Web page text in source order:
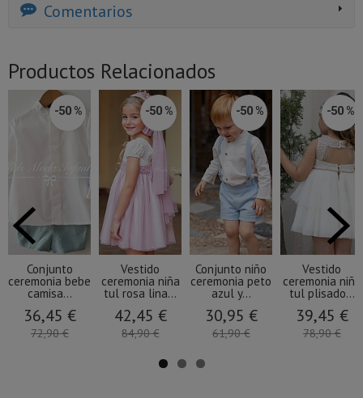
Comentarios
Productos Relacionados
-50 %
Conjunto
ceremonia bebe
camisa...
36,45 €
72,90 €
-50 %
Vestido
ceremonia niña
tul rosa lina...
42,45 €
84,90 €
-50 %
Conjunto niño
ceremonia peto
azul y...
30,95 €
61,90 €
-50 %
Vestido
ceremonia niña
tul plisado...
39,45 €
78,90 €